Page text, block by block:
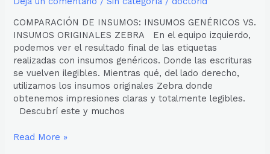
COMPARACIÓN DE INSUMOS: INSUMOS GENÉRICOS VS.
INSUMOS ORIGINALES ZEBRA En el equipo izquierdo,
podemos ver el resultado final de las etiquetas
realizadas con insumos genéricos. Donde las escrituras
se vuelven ilegibles. Mientras qué, del lado derecho,
utilizamos los insumos originales Zebra donde
obtenemos impresiones claras y totalmente legibles.
Descubrí este y muchos
Read More »